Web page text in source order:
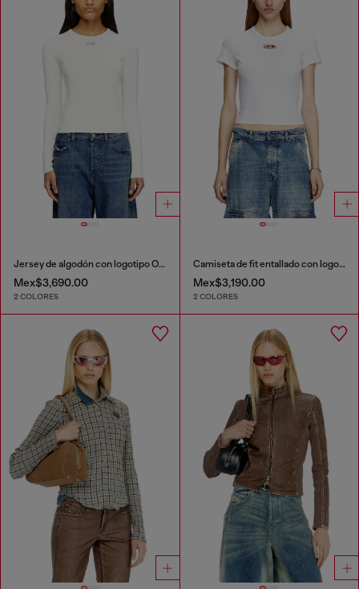
Jersey de algodón con logotipo Oval D
Mex$3,690.00
2 COLORES
Camiseta de fit entallado con logotipo Oval D recortado
Mex$3,190.00
2 COLORES